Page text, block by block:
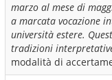
marzo al mese di
a marcata vocazione
università estere.
tradizioni
modalità di